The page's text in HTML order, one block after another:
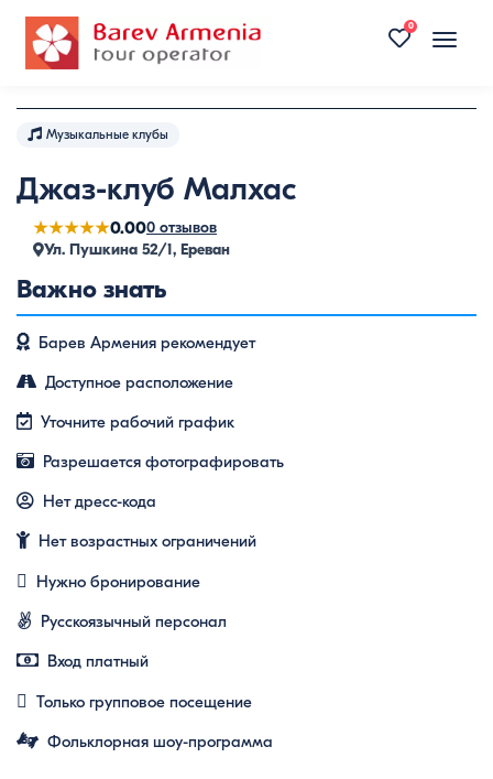
Toggle
0
Музыкальные клубы
Джаз-клуб Малхас
★★★★★0.000 отзывов
Ул. Пушкина 52/1, Ереван
Важно знать
Барев Армения рекомендует
Доступное расположение
Уточните рабочий график
Разрешается фотографировать
Нет дресс-кода
Нет возрастных ограничений
Нужно бронирование
Русскоязычный персонал
Вход платный
Только групповое посещение
Фольклорная шоу-программа